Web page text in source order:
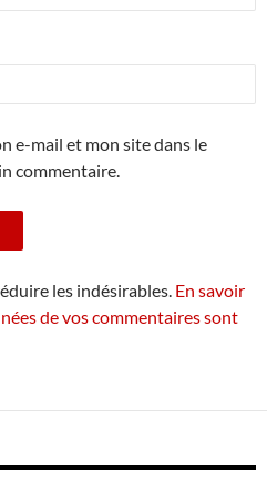
e-mail et mon site dans le
commentaire.
les indésirables. En savoir
de vos commentaires sont